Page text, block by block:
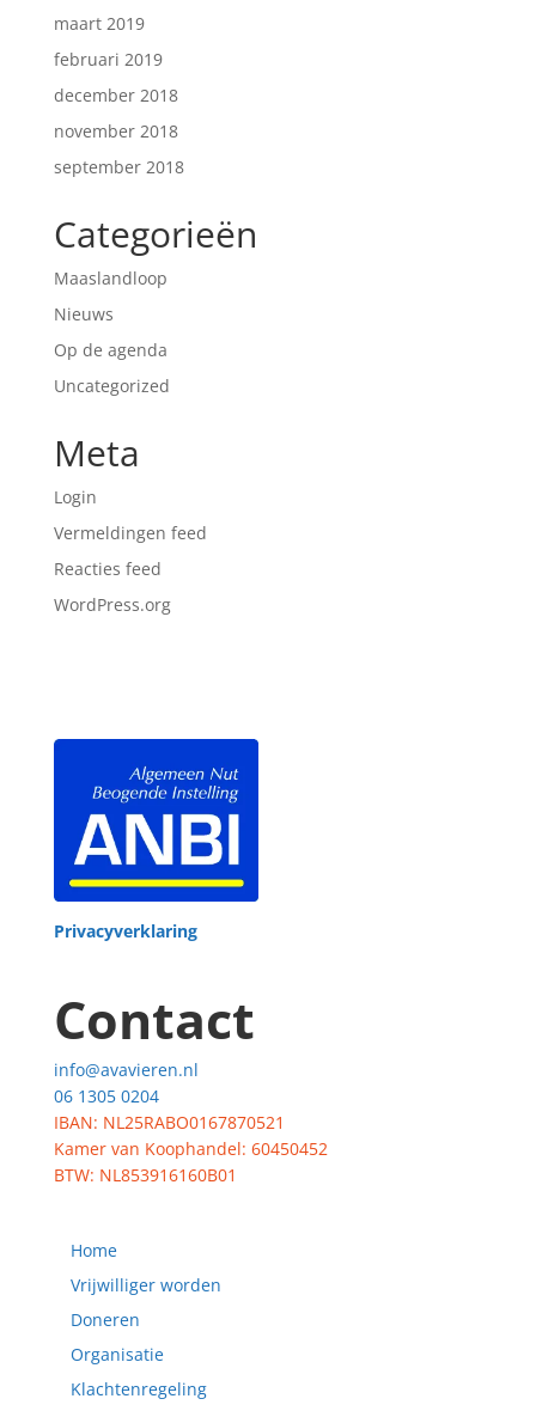
maart 2019
februari 2019
december 2018
november 2018
september 2018
Categorieën
Maaslandloop
Nieuws
Op de agenda
Uncategorized
Meta
Login
Vermeldingen feed
Reacties feed
WordPress.org
Privacyverklaring
Contact
info@avavieren.nl
06 1305 0204
IBAN: NL25RABO0167870521
Kamer van Koophandel: 60450452
BTW: NL853916160B01
Home
Vrijwilliger worden
Doneren
Organisatie
Klachtenregeling